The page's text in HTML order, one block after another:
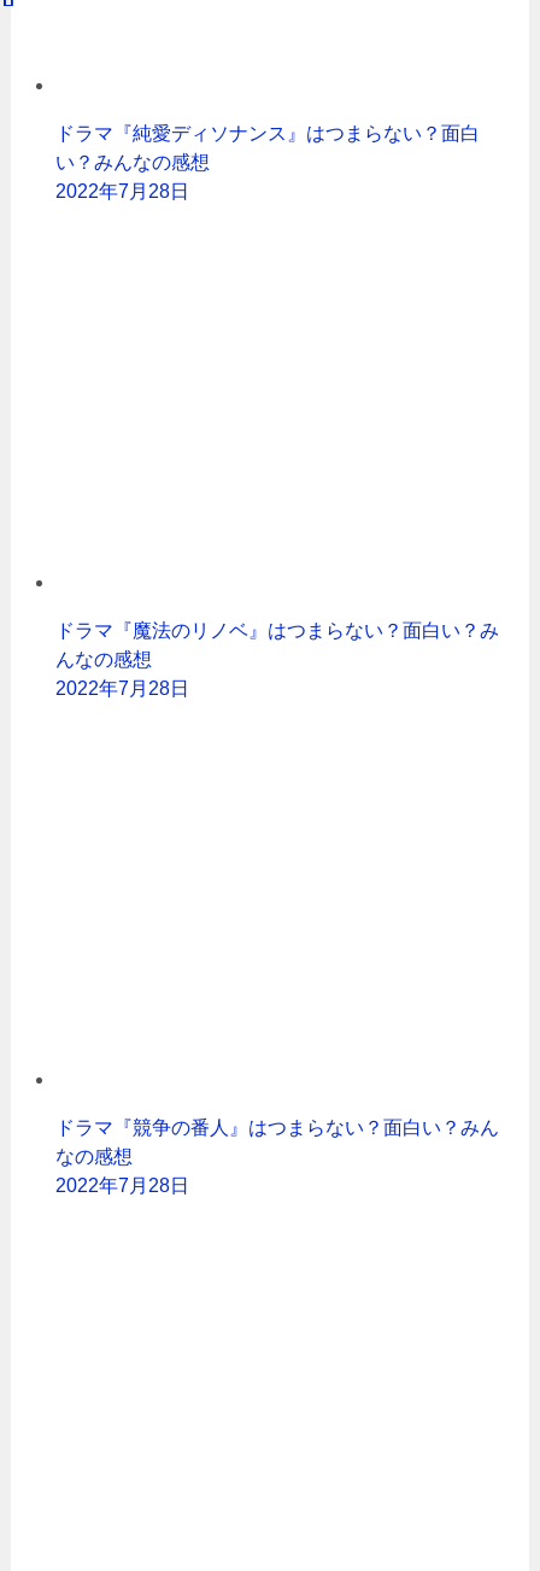
ドラマ『純愛ディソナンス』はつまらない？面白
い？みんなの感想
2022年7月28日
ドラマ『魔法のリノベ』はつまらない？面白い？み
んなの感想
2022年7月28日
ドラマ『競争の番人』はつまらない？面白い？みん
なの感想
2022年7月28日